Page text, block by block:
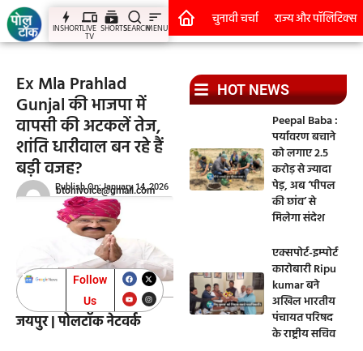
INSHORTLIVE
TV
SHORTSSEARCHMENU
चुनावी चर्चा राज्य और पॉलिटिक्स
Ex Mla Prahlad
Gunjal की भाजपा में
वापसी की अटकलें तेज,
शांति धारीवाल बन रहे हैं
बड़ी वजह?
btohivoice@gmail.com
Publish On:January 14, 2026
Follow
Us
जयपुर | पोलटॉक नेटवर्क
HOT NEWS
Peepal Baba :
पर्यावरण बचाने
को लगाए 2.5
करोड़ से ज्यादा
पेड़, अब ‘पीपल
की छांव’ से
मिलेगा संदेश
एक्सपोर्ट-इम्पोर्ट
कारोबारी Ripu
kumar बने
अखिल भारतीय
पंचायत परिषद
के राष्ट्रीय सचिव